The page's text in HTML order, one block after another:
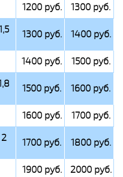
1200 руб.
1300 руб.
1300 руб. 1400 руб.
1400 руб.
1500 руб.
1500 руб. 1600 руб.
1600 руб.
1700 руб.
1700 руб. 1800 руб.
1900 руб.
2000 руб.